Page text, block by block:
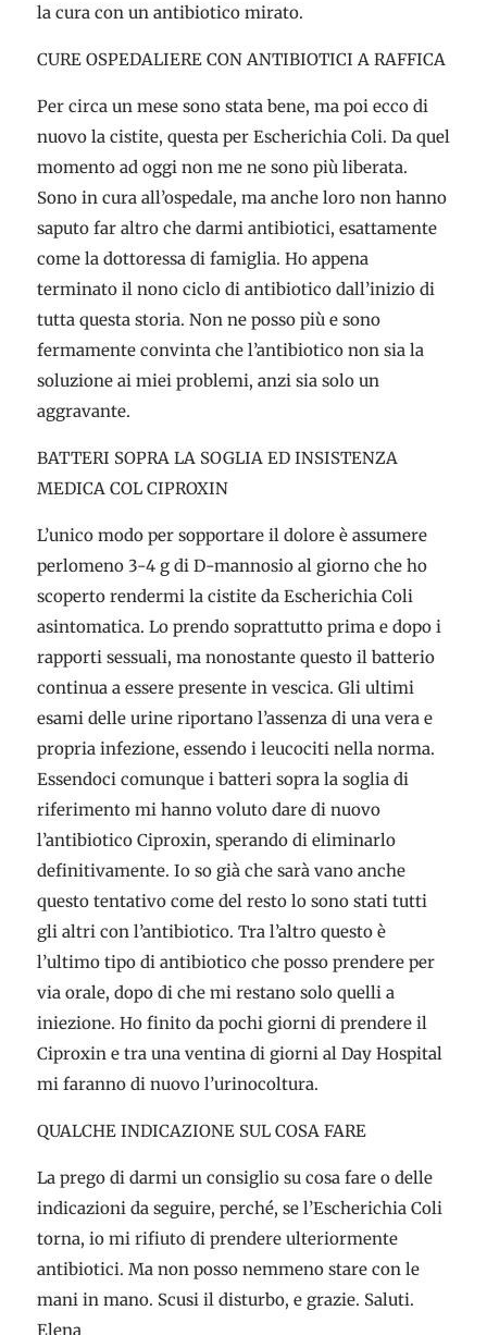
la cura con un antibiotico mirato.
CURE OSPEDALIERE CON ANTIBIOTICI A RAFFICA
Per circa un mese sono stata bene, ma poi ecco di
nuovo la cistite, questa per Escherichia Coli. Da quel
momento ad oggi non me ne sono più liberata.
Sono in cura all’ospedale, ma anche loro non hanno
saputo far altro che darmi antibiotici, esattamente
come la dottoressa di famiglia. Ho appena
terminato il nono ciclo di antibiotico dall’inizio di
tutta questa storia. Non ne posso più e sono
fermamente convinta che l’antibiotico non sia la
soluzione ai miei problemi, anzi sia solo un
aggravante.
BATTERI SOPRA LA SOGLIA ED INSISTENZA
MEDICA COL CIPROXIN
L’unico modo per sopportare il dolore è assumere
perlomeno 3-4 g di D-mannosio al giorno che ho
scoperto rendermi la cistite da Escherichia Coli
asintomatica. Lo prendo soprattutto prima e dopo i
rapporti sessuali, ma nonostante questo il batterio
continua a essere presente in vescica. Gli ultimi
esami delle urine riportano l’assenza di una vera e
propria infezione, essendo i leucociti nella norma.
Essendoci comunque i batteri sopra la soglia di
riferimento mi hanno voluto dare di nuovo
l’antibiotico Ciproxin, sperando di eliminarlo
definitivamente. Io so già che sarà vano anche
questo tentativo come del resto lo sono stati tutti
gli altri con l’antibiotico. Tra l’altro questo è
l’ultimo tipo di antibiotico che posso prendere per
via orale, dopo di che mi restano solo quelli a
iniezione. Ho finito da pochi giorni di prendere il
Ciproxin e tra una ventina di giorni al Day Hospital
mi faranno di nuovo l’urinocoltura.
QUALCHE INDICAZIONE SUL COSA FARE
La prego di darmi un consiglio su cosa fare o delle
indicazioni da seguire, perché, se l’Escherichia Coli
torna, io mi rifiuto di prendere ulteriormente
antibiotici. Ma non posso nemmeno stare con le
mani in mano. Scusi il disturbo, e grazie. Saluti.
Elena